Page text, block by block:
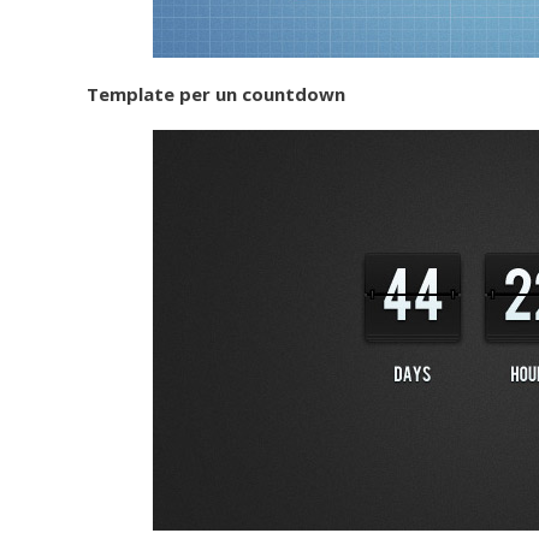
Template per un countdown